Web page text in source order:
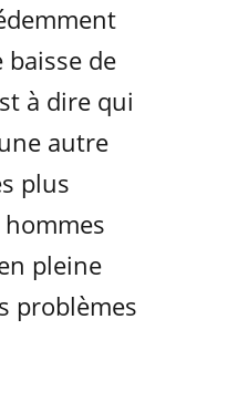
baisse de
à dire qui
autre
plus
pleine
problèmes